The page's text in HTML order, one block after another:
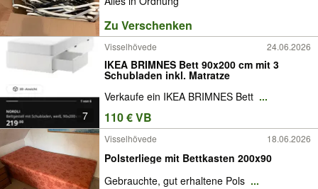
Zu Verschenken
7
Visselhövede 24.06.2026
IKEA BRIMNES Bett 90x200 cm mit 3
Schubladen inkl. Matratze
Verkaufe ein IKEA BRIMNES Bett ...
110 € VB
Visselhövede 18.06.2026
Polsterliege mit Bettkasten 200x90
Gebrauchte, gut erhaltene Pols ...